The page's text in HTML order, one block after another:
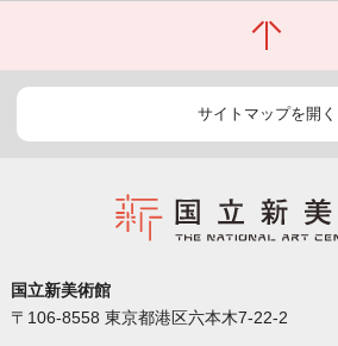
サイトマップを開く
国立新美術館
〒106-8558 東京都港区六本木7-22-2